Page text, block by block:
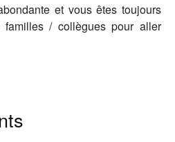
et vous êtes toujours
/ collègues pour aller